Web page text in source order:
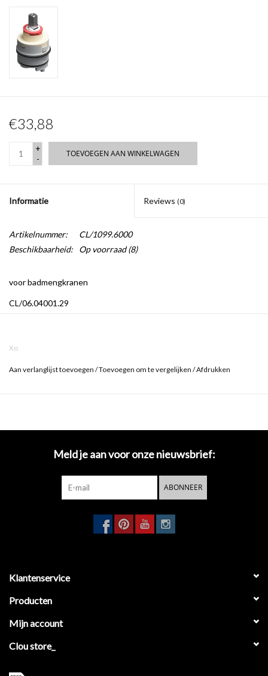
€33,88
+
-
TOEVOEGEN AAN WINKELWAGEN
Informatie Reviews (0)
Artikelnummer:
CL/1099.6000
Beschikbaarheid:
Op voorraad(8)
voor badmengkranen
CL/06.04001.29
CL/06.04007.29
Xo
Aan verlanglijst toevoegen /Toevoegen om te vergelijken /Afdrukken
Meld je aan voor onze nieuwsbrief:
ABONNEER
Klantenservice
Producten
Mijn account
Clou store_